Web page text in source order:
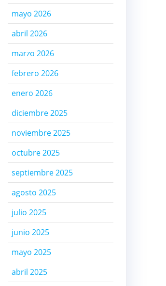
mayo 2026
abril 2026
marzo 2026
febrero 2026
enero 2026
diciembre 2025
noviembre 2025
octubre 2025
septiembre 2025
agosto 2025
julio 2025
junio 2025
mayo 2025
abril 2025